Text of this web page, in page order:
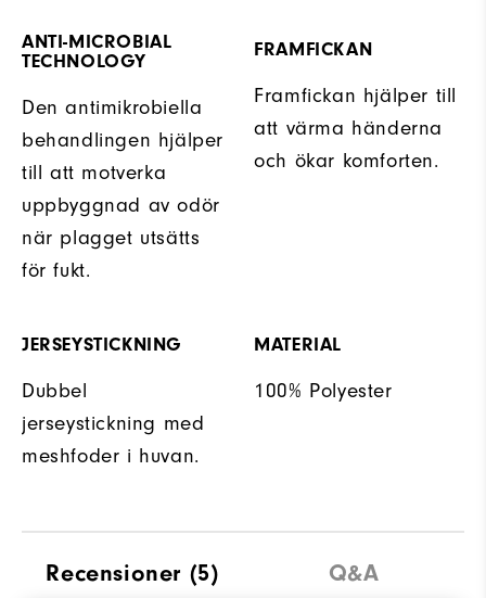
ANTI-MICROBIAL
TECHNOLOGY
Den antimikrobiella
behandlingen hjälper
till att motverka
uppbyggnad av odör
när plagget utsätts
för fukt.
FRAMFICKAN
Framfickan hjälper till
att värma händerna
och ökar komforten.
JERSEYSTICKNING
Dubbel
jerseystickning med
meshfoder i huvan.
MATERIAL
100% Polyester
Recensioner (5) Q&A